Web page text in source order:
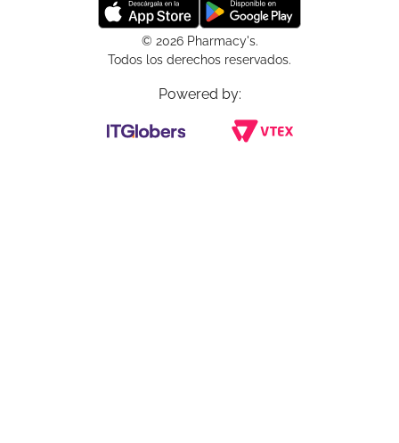
© 2026 Pharmacy's.
Todos los derechos reservados.
Powered by: